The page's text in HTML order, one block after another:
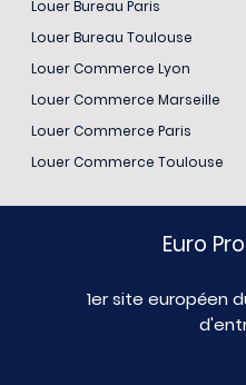
Louer Bureau Paris
Louer Bureau Toulouse
Louer Commerce Lyon
Louer Commerce Marseille
Louer Commerce Paris
Louer Commerce Toulouse
Euro
1er site européen